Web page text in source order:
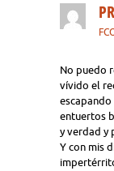
No puedo
vívido el
entuertos
y verdad y
Y con mis